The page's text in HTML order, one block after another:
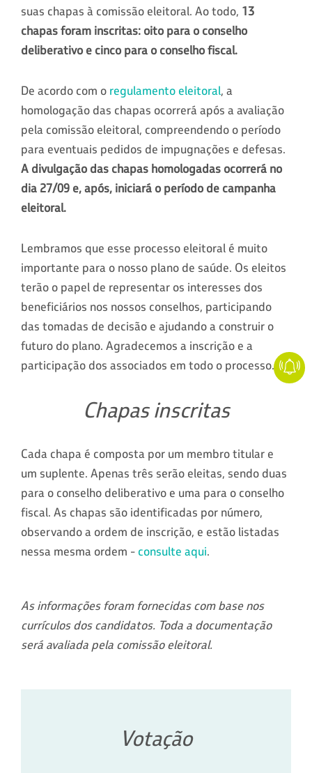
suas chapas à comissão eleitoral. Ao todo, 13
chapas foram inscritas: oito para o conselho
deliberativo e cinco para o conselho fiscal.
De acordo com o regulamento eleitoral, a
homologação das chapas ocorrerá após a avaliação
pela comissão eleitoral, compreendendo o período
para eventuais pedidos de impugnações e defesas.
A divulgação das chapas homologadas ocorrerá no
dia 27/09 e, após, iniciará o período de campanha
eleitoral.
Lembramos que esse processo eleitoral é muito
importante para o nosso plano de saúde. Os eleitos
terão o papel de representar os interesses dos
beneficiários nos nossos conselhos, participando
das tomadas de decisão e ajudando a construir o
futuro do plano. Agradecemos a inscrição e a
participação dos associados em todo o processo.
Chapas inscritas
Cada chapa é composta por um membro titular e
um suplente. Apenas três serão eleitas, sendo duas
para o conselho deliberativo e uma para o conselho
fiscal. As chapas são identificadas por número,
observando a ordem de inscrição, e estão listadas
nessa mesma ordem - consulte aqui.
As informações foram fornecidas com base nos
currículos dos candidatos. Toda a documentação
será avaliada pela comissão eleitoral.
Votação